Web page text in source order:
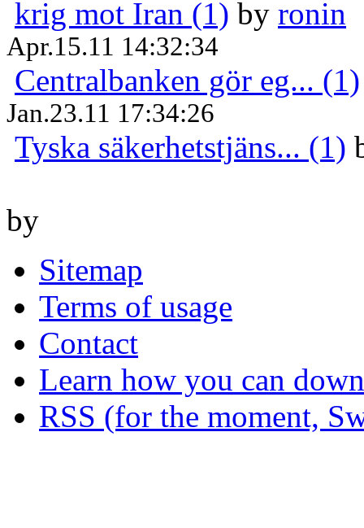
krig mot Iran (1) by ronin
Apr.15.11 14:32:34
Centralbanken gör eg... (1)
Jan.23.11 17:34:26
Tyska säkerhetstjäns... (1)
by
Sitemap
Terms of usage
Contact
Learn how you can
RSS (for the moment,